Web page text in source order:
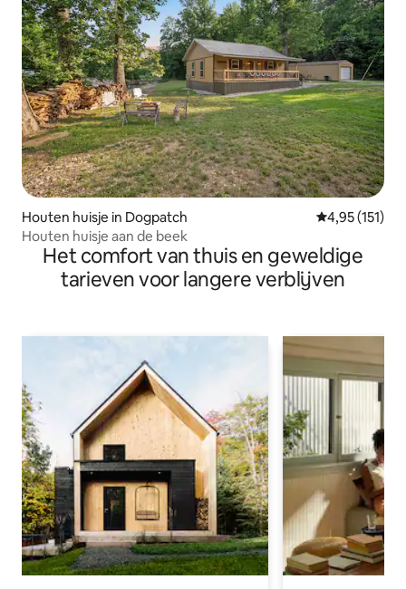
Houten huisje in Dogpatch Gemiddelde
4,95 (151)
Houten huisje aan de beek
Het comfort van thuis en geweldige
tarieven voor langere verblijven